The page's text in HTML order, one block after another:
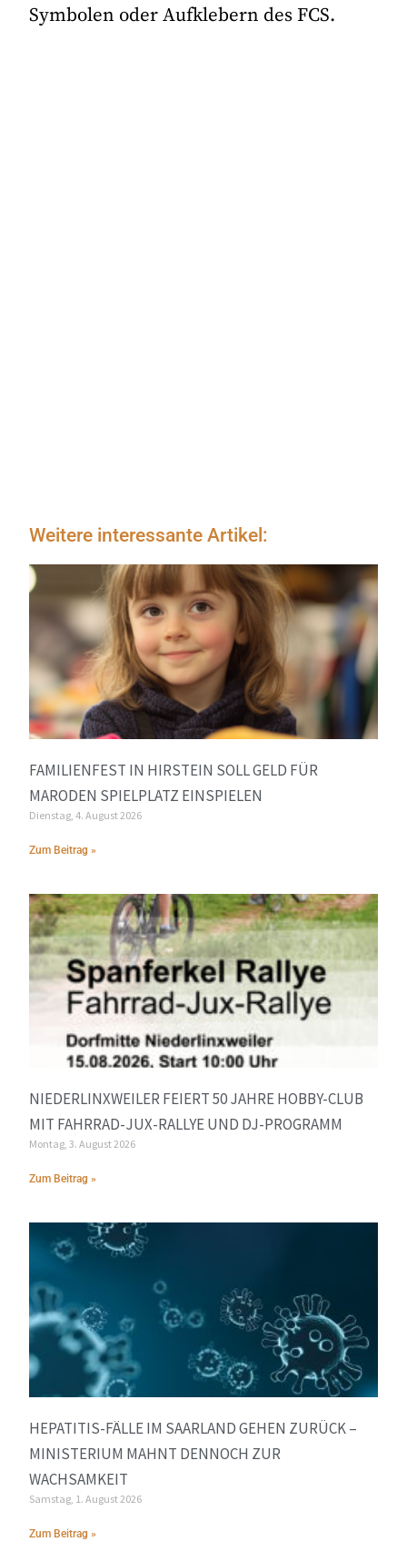
Symbolen oder Aufklebern des FCS.
Weitere interessante Artikel:
FAMILIENFEST IN HIRSTEIN SOLL GELD FÜR
MARODEN SPIELPLATZ EINSPIELEN
Dienstag, 4. August 2026
Zum Beitrag »
NIEDERLINXWEILER FEIERT 50 JAHRE HOBBY-CLUB
MIT FAHRRAD-JUX-RALLYE UND DJ-PROGRAMM
Montag, 3. August 2026
Zum Beitrag »
HEPATITIS-FÄLLE IM SAARLAND GEHEN ZURÜCK –
MINISTERIUM MAHNT DENNOCH ZUR
WACHSAMKEIT
Samstag, 1. August 2026
Zum Beitrag »